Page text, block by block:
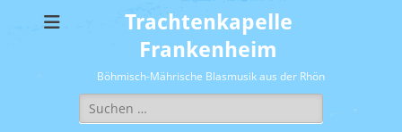
Trachtenkapelle
Frankenheim
Böhmisch-Mährische Blasmusik aus der Rhön
Suchen
nach: